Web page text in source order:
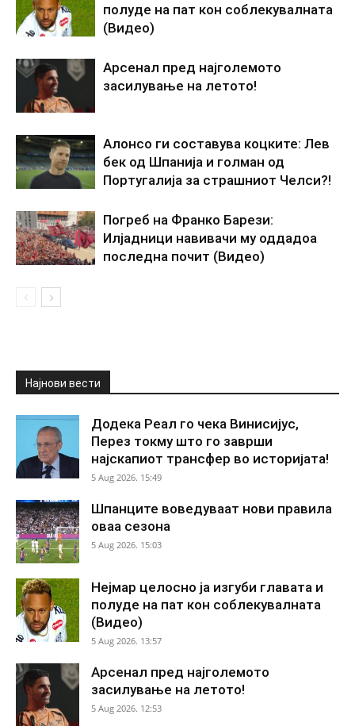
полуде на пат кон соблекувалната
(Видео)
Арсенал пред најголемото
засилување на летото!
Алонсо ги составува коцките: Лев
бек од Шпанија и голман од
Португалија за страшниот Челси?!
Погреб на Франко Барези:
Илјадници навивачи му оддадоа
последна почит (Видео)
Најнови вести
Додека Реал го чека Винисијус,
Перез токму што го заврши
најскапиот трансфер во историјата!
5 Aug 2026. 15:49
Шпанците воведуваат нови правила
оваа сезона
5 Aug 2026. 15:03
Нејмар целосно ја изгуби главата и
полуде на пат кон соблекувалната
(Видео)
5 Aug 2026. 13:57
Арсенал пред најголемото
засилување на летото!
5 Aug 2026. 12:53